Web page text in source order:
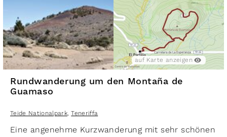
auf Karte anzeigen
Rundwanderung um den Montaña de
Guamaso
Teide Nationalpark, Teneriffa
Eine angenehme Kurzwanderung mit sehr schönen